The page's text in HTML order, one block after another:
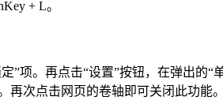
+ L。
项。再点击“设置”按钮，在弹出的
次点击网页的卷轴即可关闭此功能。